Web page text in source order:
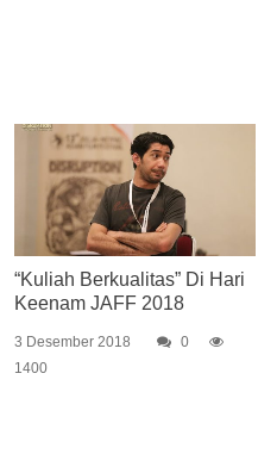
“Kuliah Berkualitas” Di Hari
Keenam JAFF 2018
3 Desember 2018
0
1400